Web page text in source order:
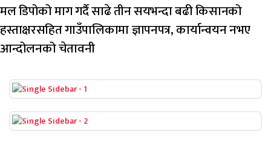
मल डिपोको माग गर्दै साढे तीन सयभन्दा बढी किसानको
हस्ताक्षरसहित गाउँपालिकामा ज्ञापनपत्र, कार्यान्वयन नभए
आन्दोलनको चेतावनी